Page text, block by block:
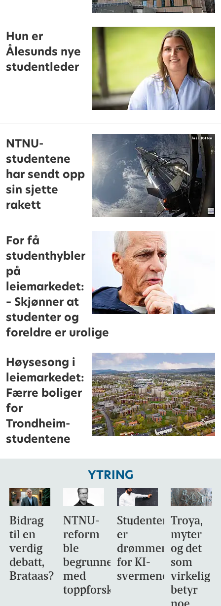
Hun er
Ålesunds nye
studentleder
NTNU-
studentene
har sendt opp
sin sjette
rakett
For få
studenthybler
på
leiemarkedet:
– Skjønner at
studenter og
foreldre er urolige
Høysesong i
leiemarkedet:
Færre boliger
for
Trondheim-
studentene
YTRING
Bidrag
til en
verdig
debatt,
Brataas?
NTNU-
reform
ble
begrunnet
med
toppforskning
Studentene
er
drømmemålet
for KI-
svermene
Troya,
myter
og det
som
virkelig
betyr